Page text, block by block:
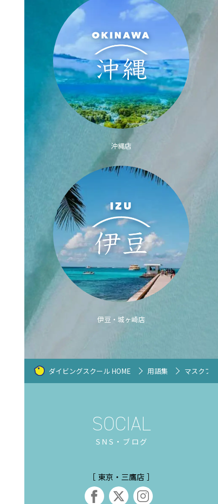
沖縄店
伊豆・城ヶ崎店
ダイビングスクール HOME 用語集 マスクブ
SNS・ブログ
［ 東京・三鷹店 ］